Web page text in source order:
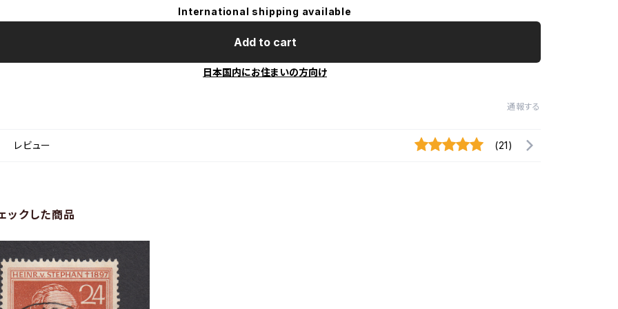
International shipping available
Add to cart
日本国内にお住まいの方向け
通報する
レビュー (21)
ックした商品